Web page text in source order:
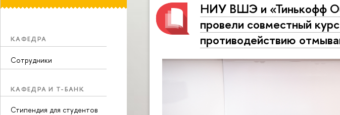
КАФЕДРА
Сотрудники
КАФЕДРА И Т-БАНК
Стипендия для студентов
НИУ ВШЭ и «Тинькофф
провели совместный
противодействию